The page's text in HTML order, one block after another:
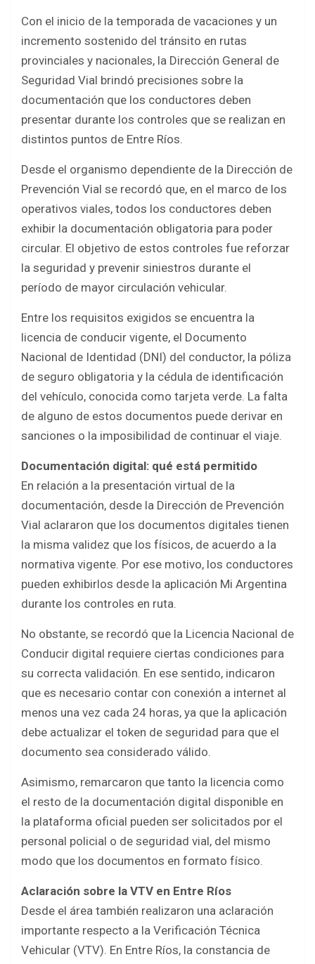
ce
b
o
o
k
tt
er
at
s
A
p
p
ar
e
Con el inicio de la temporada de vacaciones y un
incremento sostenido del tránsito en rutas
provinciales y nacionales, la Dirección General de
Seguridad Vial brindó precisiones sobre la
documentación que los conductores deben
presentar durante los controles que se realizan en
distintos puntos de Entre Ríos.
Desde el organismo dependiente de la Dirección de
Prevención Vial se recordó que, en el marco de los
operativos viales, todos los conductores deben
exhibir la documentación obligatoria para poder
circular. El objetivo de estos controles fue reforzar
la seguridad y prevenir siniestros durante el
período de mayor circulación vehicular.
Entre los requisitos exigidos se encuentra la
licencia de conducir vigente, el Documento
Nacional de Identidad (DNI) del conductor, la póliza
de seguro obligatoria y la cédula de identificación
del vehículo, conocida como tarjeta verde. La falta
de alguno de estos documentos puede derivar en
sanciones o la imposibilidad de continuar el viaje.
Documentación digital: qué está permitido
En relación a la presentación virtual de la
documentación, desde la Dirección de Prevención
Vial aclararon que los documentos digitales tienen
la misma validez que los físicos, de acuerdo a la
normativa vigente. Por ese motivo, los conductores
pueden exhibirlos desde la aplicación Mi Argentina
durante los controles en ruta.
No obstante, se recordó que la Licencia Nacional de
Conducir digital requiere ciertas condiciones para
su correcta validación. En ese sentido, indicaron
que es necesario contar con conexión a internet al
menos una vez cada 24 horas, ya que la aplicación
debe actualizar el token de seguridad para que el
documento sea considerado válido.
Asimismo, remarcaron que tanto la licencia como
el resto de la documentación digital disponible en
la plataforma oficial pueden ser solicitados por el
personal policial o de seguridad vial, del mismo
modo que los documentos en formato físico.
Aclaración sobre la VTV en Entre Ríos
Desde el área también realizaron una aclaración
importante respecto a la Verificación Técnica
Vehicular (VTV). En Entre Ríos, la constancia de